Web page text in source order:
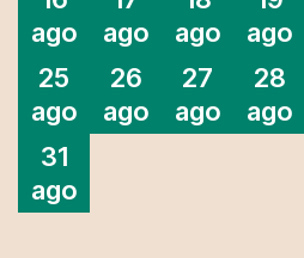
ago
ago
ago
ago
25
ago
26
ago
27
ago
28
ago
31
ago